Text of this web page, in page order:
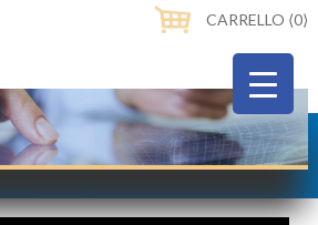
CARRELLO ⟨0⟩